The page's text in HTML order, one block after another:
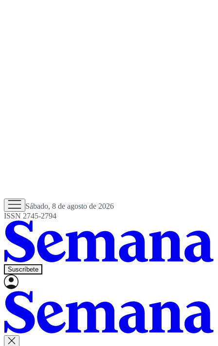
Sábado, 8 de agosto de 2026
ISSN 2745-2794
Suscríbete